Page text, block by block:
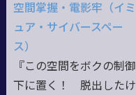
空間掌握・電影牢（イミ
ュア・サイバースペー
ス）
『この空間をボクの制御
下に置く！ 脱出したけ